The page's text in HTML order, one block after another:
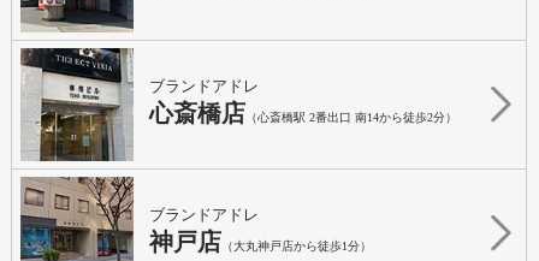
ブランドアドレ
心斎橋店 （心斎橋駅 2番出口 南14から徒歩2分）
ブランドアドレ
神戸店 （大丸神戸店から徒歩1分）